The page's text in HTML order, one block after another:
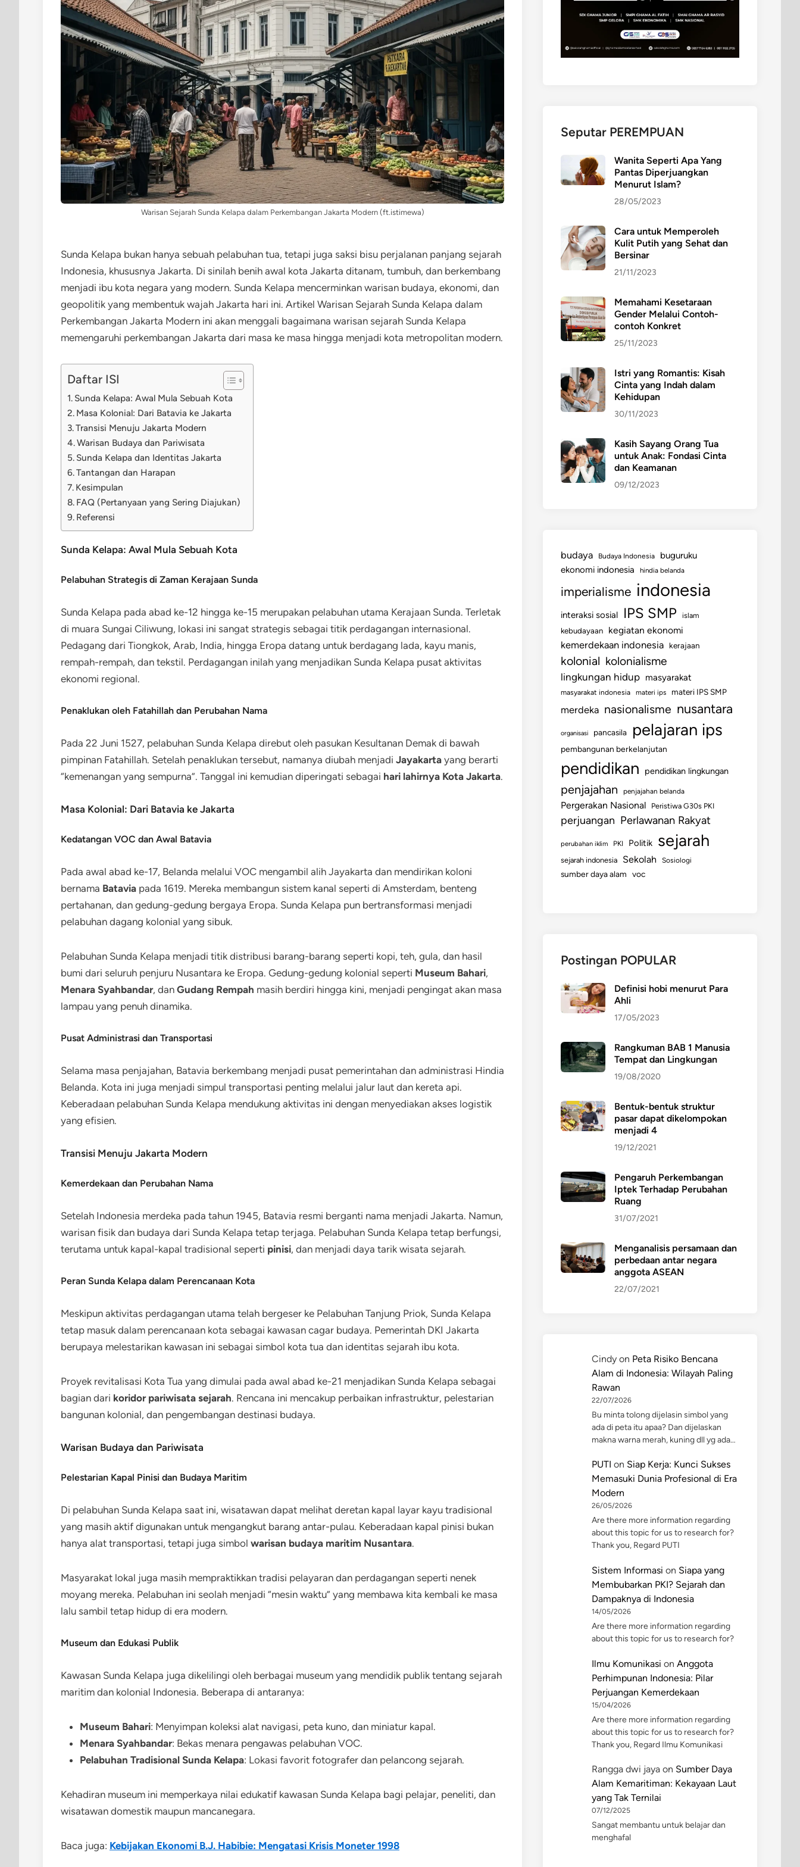
Warisan Sejarah Sunda Kelapa dalam Perkembangan Jakarta Modern (ft.istimewa)
Sunda Kelapa bukan hanya sebuah pelabuhan tua, tetapi juga saksi bisu perjalanan panjang sejarah
Indonesia, khususnya Jakarta. Di sinilah benih awal kota Jakarta ditanam, tumbuh, dan berkembang
menjadi ibu kota negara yang modern. Sunda Kelapa mencerminkan warisan budaya, ekonomi, dan
geopolitik yang membentuk wajah Jakarta hari ini. Artikel Warisan Sejarah Sunda Kelapa dalam
Perkembangan Jakarta Modern ini akan menggali bagaimana warisan sejarah Sunda Kelapa
memengaruhi perkembangan Jakarta dari masa ke masa hingga menjadi kota metropolitan modern.
Daftar ISI
Sunda Kelapa: Awal Mula Sebuah Kota
Masa Kolonial: Dari Batavia ke Jakarta
Transisi Menuju Jakarta Modern
Warisan Budaya dan Pariwisata
Sunda Kelapa dan Identitas Jakarta
Tantangan dan Harapan
Kesimpulan
FAQ (Pertanyaan yang Sering Diajukan)
Referensi
Sunda Kelapa: Awal Mula Sebuah Kota
Pelabuhan Strategis di Zaman Kerajaan Sunda
Sunda Kelapa pada abad ke-12 hingga ke-15 merupakan pelabuhan utama Kerajaan Sunda. Terletak
di muara Sungai Ciliwung, lokasi ini sangat strategis sebagai titik perdagangan internasional.
Pedagang dari Tiongkok, Arab, India, hingga Eropa datang untuk berdagang lada, kayu manis,
rempah-rempah, dan tekstil. Perdagangan inilah yang menjadikan Sunda Kelapa pusat aktivitas
ekonomi regional.
Penaklukan oleh Fatahillah dan Perubahan Nama
Pada 22 Juni 1527, pelabuhan Sunda Kelapa direbut oleh pasukan Kesultanan Demak di bawah
pimpinan Fatahillah. Setelah penaklukan tersebut, namanya diubah menjadi Jayakarta yang berarti
“kemenangan yang sempurna”. Tanggal ini kemudian diperingati sebagai hari lahirnya Kota Jakarta.
Masa Kolonial: Dari Batavia ke Jakarta
Kedatangan VOC dan Awal Batavia
Pada awal abad ke-17, Belanda melalui VOC mengambil alih Jayakarta dan mendirikan koloni
bernama Batavia pada 1619. Mereka membangun sistem kanal seperti di Amsterdam, benteng
pertahanan, dan gedung-gedung bergaya Eropa. Sunda Kelapa pun bertransformasi menjadi
pelabuhan dagang kolonial yang sibuk.
Pelabuhan Sunda Kelapa menjadi titik distribusi barang-barang seperti kopi, teh, gula, dan hasil
bumi dari seluruh penjuru Nusantara ke Eropa. Gedung-gedung kolonial seperti Museum Bahari,
Menara Syahbandar, dan Gudang Rempah masih berdiri hingga kini, menjadi pengingat akan masa
lampau yang penuh dinamika.
Pusat Administrasi dan Transportasi
Selama masa penjajahan, Batavia berkembang menjadi pusat pemerintahan dan administrasi Hindia
Belanda. Kota ini juga menjadi simpul transportasi penting melalui jalur laut dan kereta api.
Keberadaan pelabuhan Sunda Kelapa mendukung aktivitas ini dengan menyediakan akses logistik
yang efisien.
Transisi Menuju Jakarta Modern
Kemerdekaan dan Perubahan Nama
Setelah Indonesia merdeka pada tahun 1945, Batavia resmi berganti nama menjadi Jakarta. Namun,
warisan fisik dan budaya dari Sunda Kelapa tetap terjaga. Pelabuhan Sunda Kelapa tetap berfungsi,
terutama untuk kapal-kapal tradisional seperti pinisi, dan menjadi daya tarik wisata sejarah.
Peran Sunda Kelapa dalam Perencanaan Kota
Meskipun aktivitas perdagangan utama telah bergeser ke Pelabuhan Tanjung Priok, Sunda Kelapa
tetap masuk dalam perencanaan kota sebagai kawasan cagar budaya. Pemerintah DKI Jakarta
berupaya melestarikan kawasan ini sebagai simbol kota tua dan identitas sejarah ibu kota.
Proyek revitalisasi Kota Tua yang dimulai pada awal abad ke-21 menjadikan Sunda Kelapa sebagai
bagian dari koridor pariwisata sejarah. Rencana ini mencakup perbaikan infrastruktur, pelestarian
bangunan kolonial, dan pengembangan destinasi budaya.
Warisan Budaya dan Pariwisata
Pelestarian Kapal Pinisi dan Budaya Maritim
Di pelabuhan Sunda Kelapa saat ini, wisatawan dapat melihat deretan kapal layar kayu tradisional
yang masih aktif digunakan untuk mengangkut barang antar-pulau. Keberadaan kapal pinisi bukan
hanya alat transportasi, tetapi juga simbol warisan budaya maritim Nusantara.
Masyarakat lokal juga masih mempraktikkan tradisi pelayaran dan perdagangan seperti nenek
moyang mereka. Pelabuhan ini seolah menjadi “mesin waktu” yang membawa kita kembali ke masa
lalu sambil tetap hidup di era modern.
Museum dan Edukasi Publik
Kawasan Sunda Kelapa juga dikelilingi oleh berbagai museum yang mendidik publik tentang sejarah
maritim dan kolonial Indonesia. Beberapa di antaranya:
Museum Bahari: Menyimpan koleksi alat navigasi, peta kuno, dan miniatur kapal.
Menara Syahbandar: Bekas menara pengawas pelabuhan VOC.
Pelabuhan Tradisional Sunda Kelapa: Lokasi favorit fotografer dan pelancong sejarah.
Kehadiran museum ini memperkaya nilai edukatif kawasan Sunda Kelapa bagi pelajar, peneliti, dan
wisatawan domestik maupun mancanegara.
Baca juga: Kebijakan Ekonomi B.J. Habibie: Mengatasi Krisis Moneter 1998
Seputar PEREMPUAN
Wanita Seperti Apa Yang
Pantas Diperjuangkan
Menurut Islam?
28/05/2023
Cara untuk Memperoleh
Kulit Putih yang Sehat dan
Bersinar
21/11/2023
Memahami Kesetaraan
Gender Melalui Contoh-
contoh Konkret
25/11/2023
Istri yang Romantis: Kisah
Cinta yang Indah dalam
Kehidupan
30/11/2023
Kasih Sayang Orang Tua
untuk Anak: Fondasi Cinta
dan Keamanan
09/12/2023
budaya Budaya Indonesia
buguruku
ekonomi indonesia
hindia belanda
imperialisme indonesia
interaksi sosial IPS SMP
islam
kebudayaan
kegiatan ekonomi
kemerdekaan indonesia kerajaan
kolonial kolonialisme
lingkungan hidup masyarakat
masyarakat indonesia materi ips materi IPS SMP
merdeka nasionalisme nusantara
organisasi pancasila pelajaran ips
pembangunan berkelanjutan
pendidikan pendidikan lingkungan
penjajahan penjajahan belanda
Pergerakan Nasional Peristiwa G30s PKI
perjuangan Perlawanan Rakyat
perubahan iklim PKI Politik sejarah
sejarah indonesia Sekolah Sosiologi
sumber daya alam voc
Postingan POPULAR
Definisi hobi menurut Para
Ahli
17/05/2023
Rangkuman BAB 1 Manusia
Tempat dan Lingkungan
19/08/2020
Bentuk-bentuk struktur
pasar dapat dikelompokan
menjadi 4
19/12/2021
Pengaruh Perkembangan
Iptek Terhadap Perubahan
Ruang
31/07/2021
Menganalisis persamaan dan
perbedaan antar negara
anggota ASEAN
22/07/2021
Cindy on Peta Risiko Bencana
Alam di Indonesia: Wilayah Paling
Rawan
22/07/2026
Bu minta tolong dijelasin simbol yang
ada di peta itu apaa? Dan dijelaskan
makna warna merah, kuning dll yg ada…
PUTI on Siap Kerja: Kunci Sukses
Memasuki Dunia Profesional di Era
Modern
26/05/2026
Are there more information regarding
about this topic for us to research for?
Thank you, Regard PUTI
Sistem Informasi on Siapa yang
Membubarkan PKI? Sejarah dan
Dampaknya di Indonesia
14/05/2026
Are there more information regarding
about this topic for us to research for?
Ilmu Komunikasi on Anggota
Perhimpunan Indonesia: Pilar
Perjuangan Kemerdekaan
15/04/2026
Are there more information regarding
about this topic for us to research for?
Thank you, Regard Ilmu Komunikasi
Rangga dwi jaya on Sumber Daya
Alam Kemaritiman: Kekayaan Laut
yang Tak Ternilai
07/12/2025
Sangat membantu untuk belajar dan
menghafal